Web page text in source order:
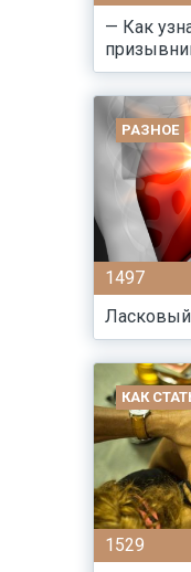
— Как
РАЗНОЕ
1497
Ласковый
КАК
1529